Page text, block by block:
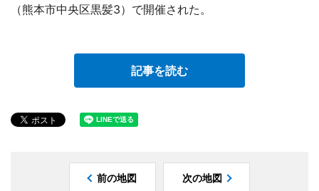
（熊本市中央区黒髪3）で開催された。
記事を読む
前の地図 次の地図